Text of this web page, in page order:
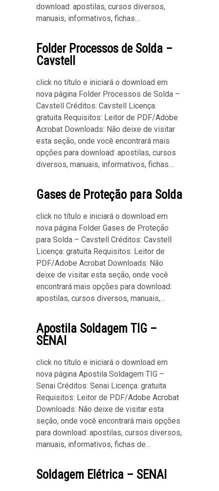
download: apostilas, cursos diversos,
manuais, informativos, fichas…
Folder Processos de Solda –
Cavstell
click no título e iniciará o download em
nova página Folder Processos de Solda –
Cavstell Créditos: Cavstell Licença:
gratuita Requisitos: Leitor de PDF/Adobe
Acrobat Downloads: Não deixe de visitar
esta seção, onde você encontrará mais
opções para download: apostilas, cursos
diversos, manuais, informativos, fichas…
Gases de Proteção para Solda
click no título e iniciará o download em
nova página Folder Gases de Proteção
para Solda – Cavstell Créditos: Cavstell
Licença: gratuita Requisitos: Leitor de
PDF/Adobe Acrobat Downloads: Não
deixe de visitar esta seção, onde você
encontrará mais opções para download:
apostilas, cursos diversos, manuais,…
Apostila Soldagem TIG –
SENAI
click no título e iniciará o download em
nova página Apostila Soldagem TIG –
Senai Créditos: Senai Licença: gratuita
Requisitos: Leitor de PDF/Adobe Acrobat
Downloads: Não deixe de visitar esta
seção, onde você encontrará mais opções
para download: apostilas, cursos diversos,
manuais, informativos, fichas de…
Soldagem Elétrica – SENAI